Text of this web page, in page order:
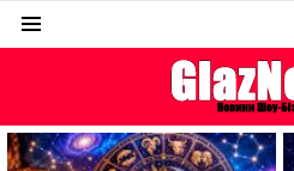
ОСТАННІ
СТАТТІ